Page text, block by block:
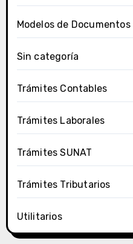
Modelos de Documentos
Sin categoría
Trámites Contables
Trámites Laborales
Trámites SUNAT
Trámites Tributarios
Utilitarios